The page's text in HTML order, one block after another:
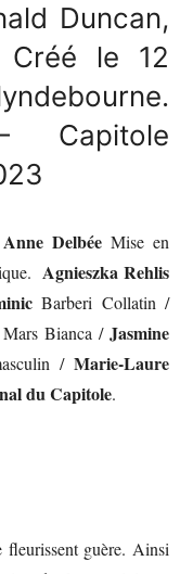
Duncan,
Créé le 12
Capitole
Anne Delbée Mise en
Agnieszka Rehlis
Barberi Collatin /
Mars Bianca / Jasmine
/ Marie-Laure
du Capitole.
fleurissent guère. Ainsi